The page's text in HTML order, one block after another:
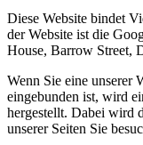
Diese Website bindet
der Website ist die
House, Barrow Street,
Wenn Sie eine unserer
eingebunden ist, wird
hergestellt. Dabei wird
unserer Seiten Sie